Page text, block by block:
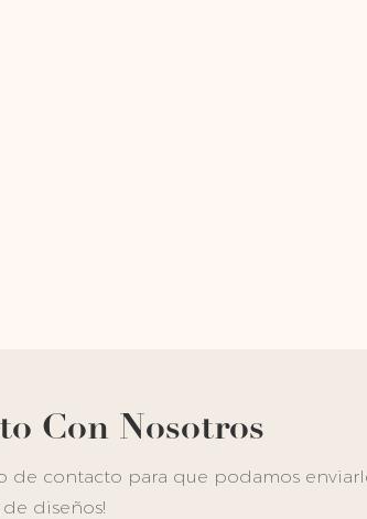
Con Nosotros
contacto para que podamos
diseños!